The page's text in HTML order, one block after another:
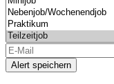
Alert speichern